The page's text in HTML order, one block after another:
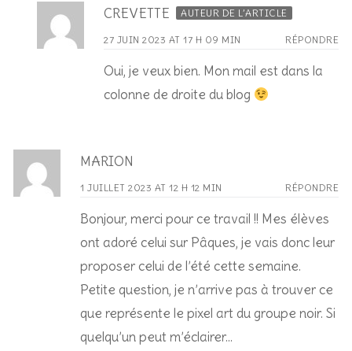
CREVETTE AUTEUR DE L’ARTICLE
27 JUIN 2023 AT 17 H 09 MIN RÉPONDRE
Oui, je veux bien. Mon mail est dans la
colonne de droite du blog
MARION
1 JUILLET 2023 AT 12 H 12 MIN RÉPONDRE
Bonjour, merci pour ce travail !! Mes élèves
ont adoré celui sur Pâques, je vais donc leur
proposer celui de l’été cette semaine.
Petite question, je n’arrive pas à trouver ce
que représente le pixel art du groupe noir. Si
quelqu’un peut m’éclairer…